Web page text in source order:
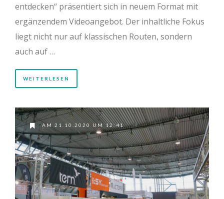
entdecken“ präsentiert sich in neuem Format mit
ergänzendem Videoangebot. Der inhaltliche Fokus
liegt nicht nur auf klassischen Routen, sondern
auch auf …
WEITERLESEN
AM 21.10.2020 UM 12:41